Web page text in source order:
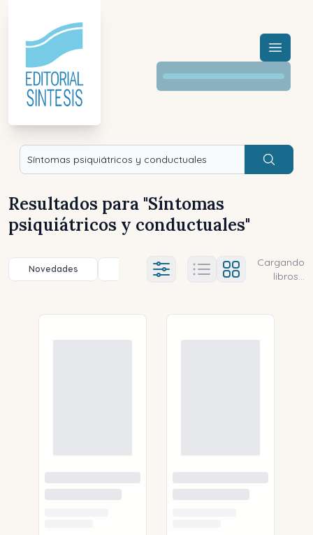
Menú
Buscar
Resultados para "Síntomas
psiquiátricos y conductuales"
Novedades Título (a-z) Título (z-a)
Ajustes abierto
Cargando
libros...